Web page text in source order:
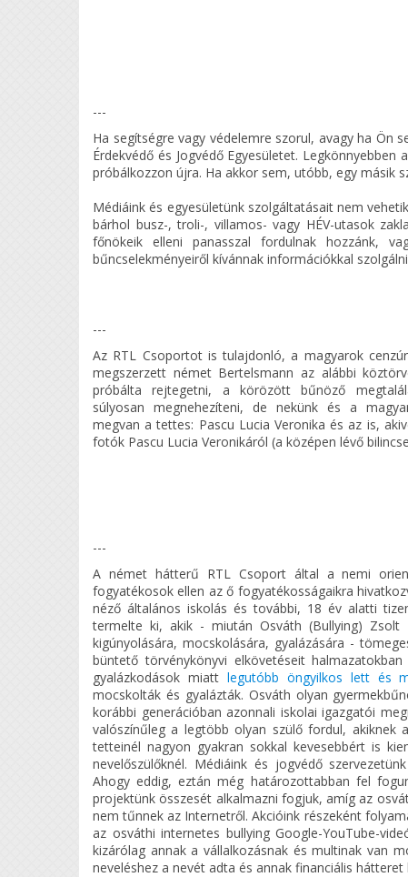
---
Ha segítségre vagy védelemre szorul, avagy ha Ön
Érdekvédő és Jogvédő Egyesületet.
próbálkozzon újra. Ha akkor sem, utóbb, egy másik
Médiáink és egyesületünk szolgáltatásait nem
bárhol busz-, troli-, villamos- vagy HÉV-utasok
főnökeik elleni panasszal fordulnak hozzánk,
bűncselekményeiről kívánnak információkkal
---
Az RTL Csoportot is tulajdonló, a magyarok
megszerzett német Bertelsmann az alábbi
próbálta rejtegetni, a körözött bűnöző
súlyosan megnehezíteni, de nekünk és a
megvan a tettes: Pascu Lucia Veronika és az is,
fotók Pascu Lucia Veronikáról (a középen lévő
---
A német hátterű RTL Csoport által a nemi
fogyatékosok ellen az ő fogyatékosságaikra
néző általános iskolás és további, 18 év alatti
termelte ki, akik - miután Osváth (Bullying)
kigúnyolására, mocskolására, gyalázására -
büntető törvénykönyvi elkövetéseit
gyalázkodások miatt legutóbb öngyilkos lett és
mocskolták és gyalázták. Osváth olyan
korábbi generációban azonnali iskolai igazgatói
valószínűleg a legtöbb olyan szülő fordul,
tetteinél nagyon gyakran sokkal kevesebbért is
nevelőszülőknél. Médiáink és jogvédő
Ahogy eddig, eztán még határozottabban fel
projektünk összesét alkalmazni fogjuk, amíg az
nem tűnnek az Internetről. Akcióink részeként
az osváthi internetes bullying Google-YouTube-
kizárólag annak a vállalkozásnak és multinak van
neveléshez a nevét adta és annak financiális